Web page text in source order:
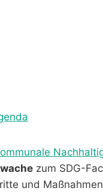
zum SDG-
und